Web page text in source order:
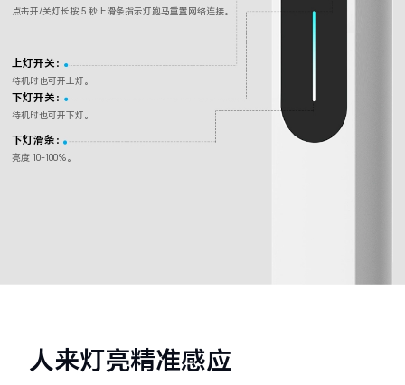
上灯开关：
待机时也可开上灯。
下灯滑条：
亮度 10-100%。
点击开/关灯长按 5 秒上滑条指示灯跑马重置网络连接。
下灯开关：
待机时也可开下灯。
人来灯亮精准感应